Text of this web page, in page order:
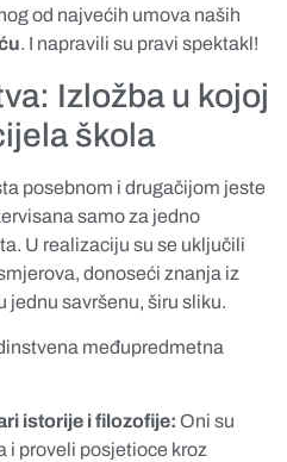
od najvećih umova naših
. I napravili su pravi spektakl!
Izložba u kojoj
škola
posebnom i drugačijom jeste
samo za jedno
U realizaciju su se uključili
donoseći znanja iz
jednu savršenu, širu sliku.
međupredmetna
istorije i filozofije: Oni su
i proveli posjetioce kroz